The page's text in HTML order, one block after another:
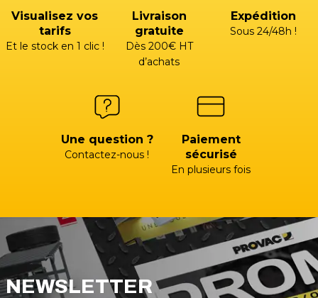
Visualisez vos
tarifs
Et le stock en 1 clic !
Livraison
gratuite
Dès 200€ HT
d’achats
Expédition
Sous 24/48h !
Une question ?
Contactez-nous !
Paiement
sécurisé
En plusieurs fois
NEWSLETTER